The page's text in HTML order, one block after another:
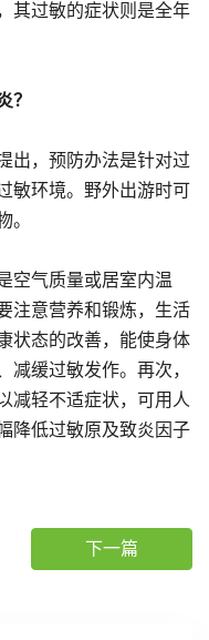
其过敏的症状则是全年
？
，预防办法是针对过
敏环境。野外出游时可
。
气质量或居室内温
注意营养和锻炼，生活
状态的改善，能使身体
减缓过敏发作。再次，
减轻不适症状，可用人
降低过敏原及致炎因子
下一篇